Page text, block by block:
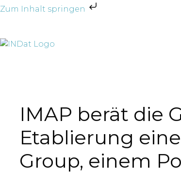
Zum Inhalt springen
IMAP berät die
Etablierung
Group, einem